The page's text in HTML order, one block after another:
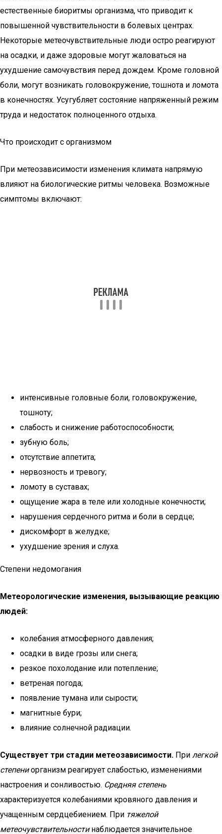
естественные биоритмы организма, что приводит к
повышенной чувствительности в болевых центрах.
Некоторые метеочувствительные люди остро реагируют
на осадки, и даже здоровые могут жаловаться на
ухудшение самочувствия перед дождем. Кроме головной
боли, могут возникать головокружение, тошнота и ломота
в конечностях. Усугубляет состояние напряженный режим
труда и недостаток полноценного отдыха.
Что происходит с организмом
При метеозависимости изменения климата напрямую
влияют на биологические ритмы человека. Возможные
симптомы включают:
интенсивные головные боли, головокружение,
тошноту;
слабость и снижение работоспособности;
зубную боль;
отсутствие аппетита;
нервозность и тревогу;
ломоту в суставах;
ощущение жара в теле или холодные конечности;
нарушения сердечного ритма и боли в сердце;
дискомфорт в желудке;
ухудшение зрения и слуха.
Степени недомогания
Метеорологические изменения, вызывающие реакцию
людей:
колебания атмосферного давления;
осадки в виде грозы или снега;
резкое похолодание или потепление;
ветреная погода;
появление тумана или сырости;
магнитные бури;
влияние солнечной радиации.
Существует три стадии метеозависимости. При легкой
степениорганизм реагирует слабостью, изменениями
настроения и сонливостью. Средняя степень
характеризуется колебаниями кровяного давления и
учащенным сердцебиением. При тяжелой
метеочувствительностинаблюдается значительное